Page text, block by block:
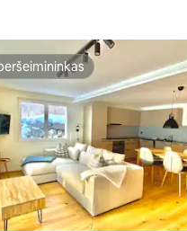
4,99 iš 5, atsiliepimų: 154